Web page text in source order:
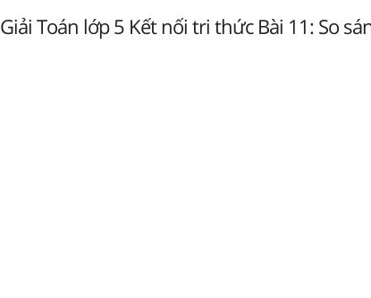
Giải Toán lớp 5 Kết nối tri thức Bài 11: So